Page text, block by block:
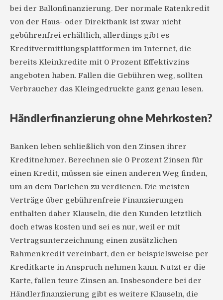
bei der Ballonfinanzierung. Der normale Ratenkredit
von der Haus- oder Direktbank ist zwar nicht
gebührenfrei erhältlich, allerdings gibt es
Kreditvermittlungsplattformen im Internet, die
bereits Kleinkredite mit 0 Prozent Effektivzins
angeboten haben. Fallen die Gebühren weg, sollten
Verbraucher das Kleingedruckte ganz genau lesen.
Händlerfinanzierung ohne Mehrkosten?
Banken leben schließlich von den Zinsen ihrer
Kreditnehmer. Berechnen sie 0 Prozent Zinsen für
einen Kredit, müssen sie einen anderen Weg finden,
um an dem Darlehen zu verdienen. Die meisten
Verträge über gebührenfreie Finanzierungen
enthalten daher Klauseln, die den Kunden letztlich
doch etwas kosten und sei es nur, weil er mit
Vertragsunterzeichnung einen zusätzlichen
Rahmenkredit vereinbart, den er beispielsweise per
Kreditkarte in Anspruch nehmen kann. Nutzt er die
Karte, fallen teure Zinsen an. Insbesondere bei der
Händlerfinanzierung gibt es weitere Klauseln, die